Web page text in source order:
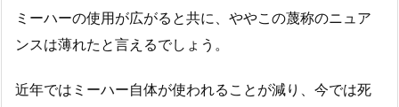
ミーハーの使用が広がると共に、ややこの蔑称のニュア
ンスは薄れたと言えるでしょう。
近年ではミーハー自体が使われることが減り、今では死